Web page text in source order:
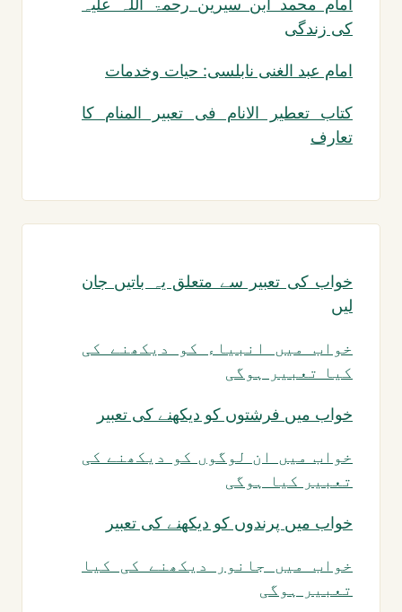
کی زندگی
امام عبد الغنی نابلسی: حیات وخدمات
کتاب تعطیر الانام فی تعبیر المنام کا
تعارف
خواب کی تعبیر سے متعلق یہ باتیں جان
لیں
خواب میں انبیاء کو دیکھنے کی
کیا تعبیر ہوگی
خواب میں فرشتوں کو دیکھنے کی تعبیر
خواب میں ان لوگوں کو دیکھنے کی
تعبیر کیا ہوگی
خواب میں پرندوں کو دیکھنے کی تعبیر
خواب میں جانور دیکھنے کی کیا
تعبیر ہوگی